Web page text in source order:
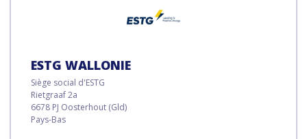
ESTG WALLONIE
Siège social d'ESTG
Rietgraaf 2a
6678 PJ Oosterhout (Gld)
Pays-Bas